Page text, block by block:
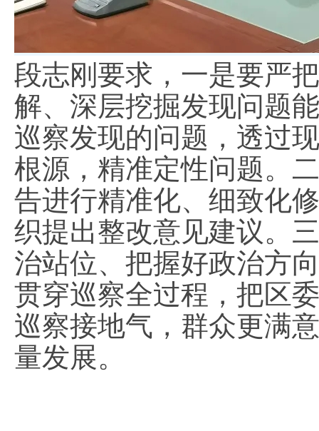
段志刚要求，一是要严
解、深层挖掘发现问题
巡察发现的问题，透过
根源，精准定性问题。
告进行精准化、细致化
织提出整改意见建议。
治站位、把握好政治方
贯穿巡察全过程，把区
巡察接地气，群众更满
量发展。